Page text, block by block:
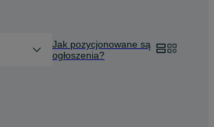
Jak pozycjonowane są
ogłoszenia?